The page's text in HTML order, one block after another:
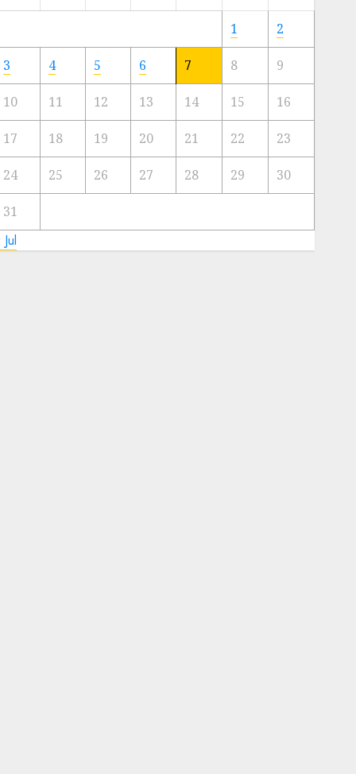
Artis
Kota
23/11/2024
0
1 2
3 4 5 6 7 8 9
10 11 12 13 14 15 16
17 18 19 20 21 22 23
24 25 26 27 28 29 30
31